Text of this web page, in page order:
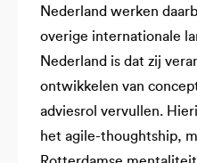
Nederland werken
overige internationale
Nederland is dat zij
ontwikkelen van
adviesrol vervullen.
het agile-thoughtship,